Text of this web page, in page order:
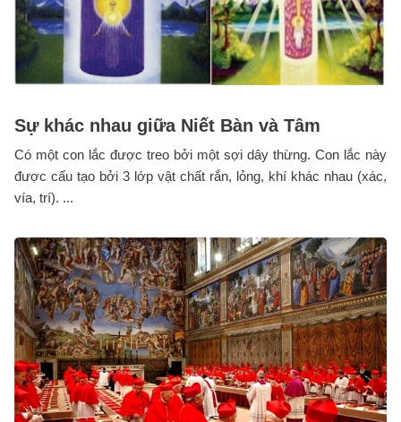
Sự khác nhau giữa Niết Bàn và Tâm
Có một con lắc được treo bởi một sợi dây thừng. Con lắc này
được cấu tạo bởi 3 lớp vật chất rắn, lỏng, khí khác nhau (xác,
vía, trí). ...